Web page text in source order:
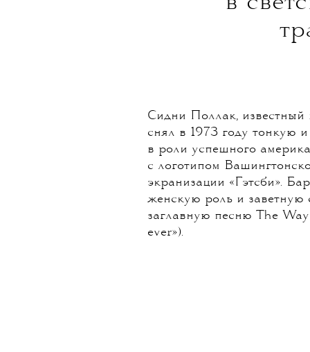
Сидни Поллак, известный
снял в 1973 году тонкую
в роли успешного
с логотипом
экранизации «Гэтсби».
женскую роль и заветную
заглавную песню The
ever»).